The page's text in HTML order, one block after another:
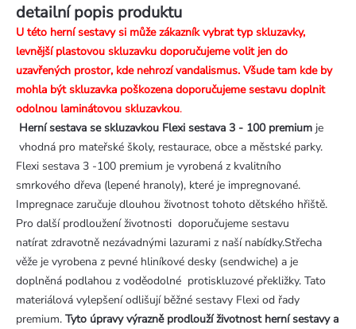
detailní popis produktu
U této herní sestavy si může zákazník vybrat typ skluzavky,
levnější plastovou skluzavku doporučujeme volit jen do
uzavřených prostor, kde nehrozí vandalismus. Všude tam kde by
mohla být skluzavka poškozena doporučujeme sestavu doplnit
odolnou laminátovou skluzavkou.
Herní sestava se skluzavkou Flexi sestava 3 - 100 premium je
vhodná pro mateřské školy, restaurace, obce a městské parky.
Flexi sestava 3 -100 premium je vyrobená z kvalitního
smrkového dřeva (lepené hranoly), které je impregnované.
Impregnace zaručuje dlouhou životnost tohoto dětského hřiště.
Pro další prodloužení životnosti doporučujeme sestavu
natírat zdravotně nezávadnými lazurami z naší nabídky.Střecha
věže je vyrobena z pevné hliníkové desky (sendwiche) a je
doplněná podlahou z voděodolné protiskluzové překližky. Tato
materiálová vylepšení odlišují běžné sestavy Flexi od řady
premium. Tyto úpravy výrazně prodlouží životnost herní sestavy a